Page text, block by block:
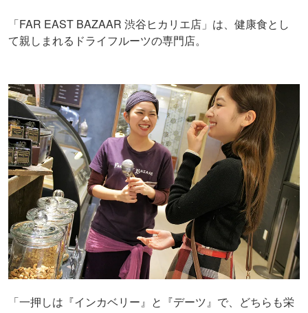
「FAR EAST BAZAAR 渋谷ヒカリエ店」は、健康食とし
て親しまれるドライフルーツの専門店。
「一押しは『インカベリー』と『デーツ』で、どちらも栄